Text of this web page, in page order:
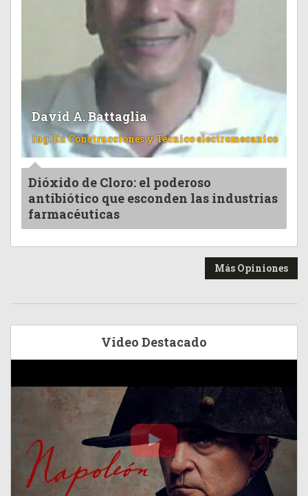
David A. Battaglia
Ing. En Construcciones y Tecnico electromecanico
Dióxido de Cloro: el poderoso
antibiótico que esconden las industrias
farmacéuticas
Más Opiniones
Video Destacado